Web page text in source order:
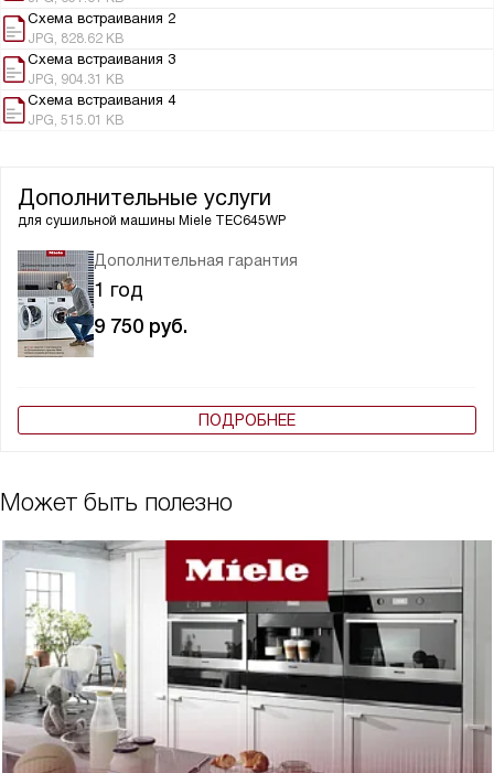
Схема встраивания 2
JPG, 828.62 KB
Схема встраивания 3
JPG, 904.31 KB
Схема встраивания 4
JPG, 515.01 KB
Дополнительные услуги
для сушильной машины Miele TEC645WP
Дополнительная гарантия
1 год
9 750 руб.
ПОДРОБНЕЕ
Может быть полезно